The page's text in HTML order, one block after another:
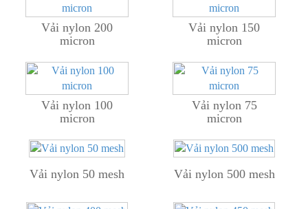
Vải nylon 200
micron
Vải nylon 150
micron
Vải nylon 100
micron
Vải nylon 75
micron
Vải nylon 50 mesh Vải nylon 500 mesh